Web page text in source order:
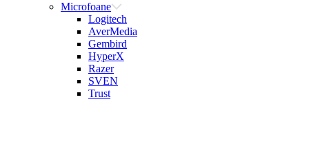
Microfoane
Logitech
AverMedia
Gembird
HyperX
Razer
SVEN
Trust